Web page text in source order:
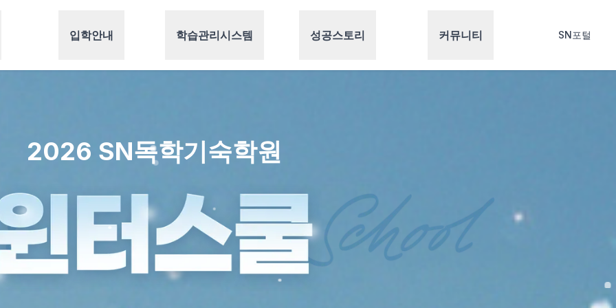
입학안내 학습관리시스템 성공스토리 커뮤니티 SN포털
2026 SN독학기숙학원